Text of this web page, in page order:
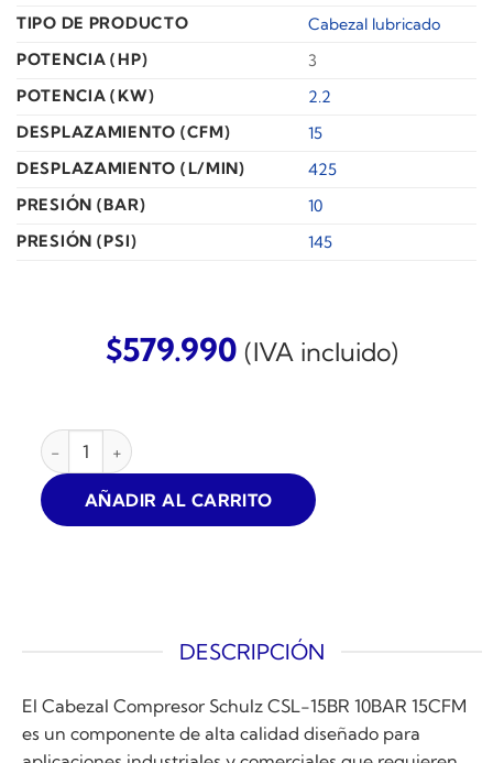
TIPO DE PRODUCTO
Cabezal lubricado
POTENCIA (HP)
3
POTENCIA (KW)
2.2
DESPLAZAMIENTO (CFM)
15
DESPLAZAMIENTO (L/MIN)
425
PRESIÓN (BAR)
10
PRESIÓN (PSI)
145
$579.990 (IVA incluido)
CABEZAL COMPRESOR SCHULZ CSL-15BR 10BAR 15CFM
AÑADIR AL CARRITO
DESCRIPCIÓN
El Cabezal Compresor Schulz CSL-15BR 10BAR 15CFM
es un componente de alta calidad diseñado para